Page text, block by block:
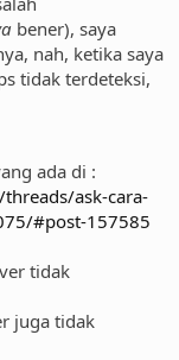
bener), saya
nah, ketika saya
tidak terdeteksi,
ada di :
ask-cara-
#post-157585
tidak
juga tidak